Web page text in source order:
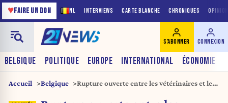
NL INTERVIEWS CARTE BLANCHE CHRONIQUES
♥FAIRE UN DON
BELGIQUE POLITIQUE EUROPE INTERNATIONAL ÉCONOMIE
S'ABONNER CONNEXION
Accueil Belgique
Rupture ouverte entre les vétérinaires et le